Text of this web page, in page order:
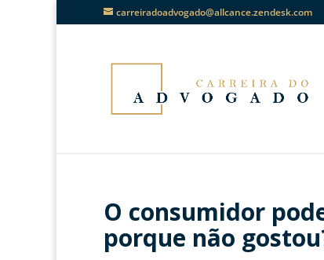
carreiradoadvogado@allcance.zendesk.com
O consumidor
porque não